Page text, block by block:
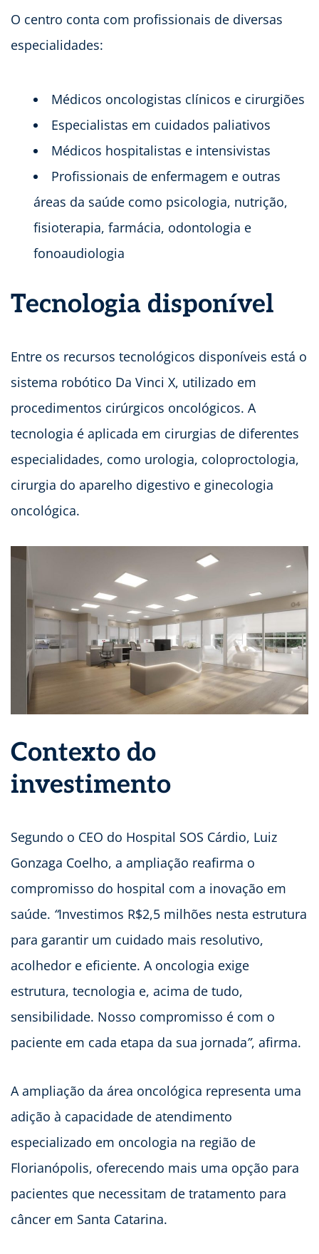
O centro conta com profissionais de diversas
especialidades:
Médicos oncologistas clínicos e cirurgiões
Especialistas em cuidados paliativos
Médicos hospitalistas e intensivistas
Profissionais de enfermagem e outras
áreas da saúde como psicologia, nutrição,
fisioterapia, farmácia, odontologia e
fonoaudiologia
Tecnologia disponível
Entre os recursos tecnológicos disponíveis está o
sistema robótico Da Vinci X, utilizado em
procedimentos cirúrgicos oncológicos. A
tecnologia é aplicada em cirurgias de diferentes
especialidades, como urologia, coloproctologia,
cirurgia do aparelho digestivo e ginecologia
oncológica.
Contexto do
investimento
Segundo o CEO do Hospital SOS Cárdio, Luiz
Gonzaga Coelho, a ampliação reafirma o
compromisso do hospital com a inovação em
saúde. “Investimos R$2,5 milhões nesta estrutura
para garantir um cuidado mais resolutivo,
acolhedor e eficiente. A oncologia exige
estrutura, tecnologia e, acima de tudo,
sensibilidade. Nosso compromisso é com o
paciente em cada etapa da sua jornada”, afirma.
A ampliação da área oncológica representa uma
adição à capacidade de atendimento
especializado em oncologia na região de
Florianópolis, oferecendo mais uma opção para
pacientes que necessitam de tratamento para
câncer em Santa Catarina.